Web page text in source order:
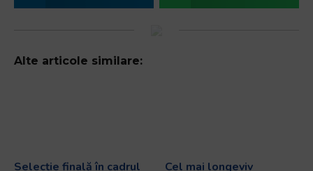
Alte articole similare:
Selecție finală în cadrul
Cel mai longeviv